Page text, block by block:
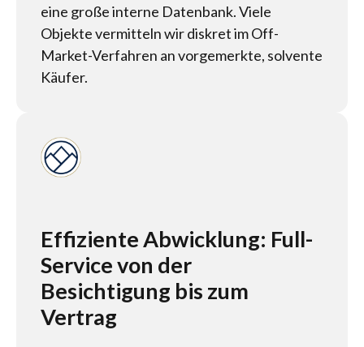
eine große interne Datenbank. Viele
Objekte vermitteln wir diskret im Off-
Market-Verfahren an vorgemerkte, solvente
Käufer.
Effiziente Abwicklung: Full-
Service von der
Besichtigung bis zum
Vertrag